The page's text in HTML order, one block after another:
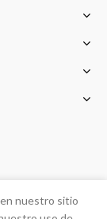
nuestro sitio